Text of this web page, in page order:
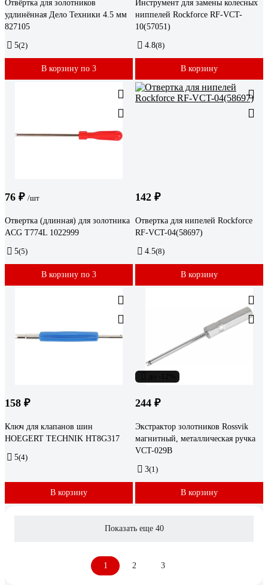
Отвёртка для золотников
удлинённая Дело Техники 4.5 мм
827105
5(2)
В корзину по 3
Инструмент для замены колесных
ниппелей Rockforce RF-VCT-
10(57051)
4.8(8)
В корзину
76 ₽ /шт
Отвертка (длинная) для золотника
ACG T774L 1022999
5(5)
В корзину по 3
142 ₽
Отвертка для нипелей Rockforce
RF-VCT-04(58697)
4.5(8)
В корзину
158 ₽
Ключ для клапанов шин
HOEGERT TECHNIK HT8G317
5(4)
В корзину
244 ₽
Экстрактор золотников Rossvik
магнитный, металлическая ручка
VCT-029B
3(1)
В корзину
Показать еще 40
1 2 3